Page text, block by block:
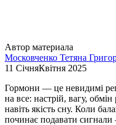
Автор материала
Московченко Тетяна
11 СічняКвітня 2025
Гормони — це невидимі
на все: настрій, вагу,
навіть якість сну. Коли
починає подавати